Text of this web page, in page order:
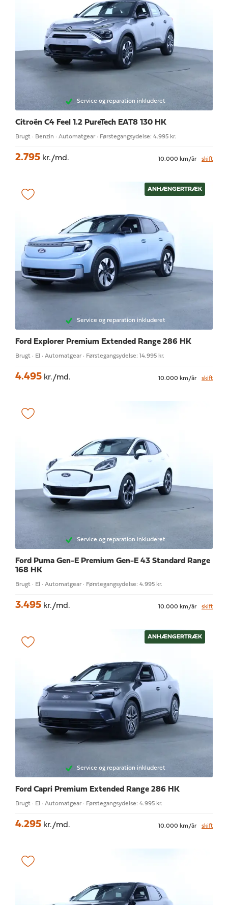
Service og reparation inkluderet
Citroën C4 Feel 1.2 PureTech EAT8 130 HK
Brugt · Benzin · Automatgear · Førstegangsydelse: 4.995 kr.
2.795 kr./md. 10.000 km/år skift
ANHÆNGERTRÆK
Service og reparation inkluderet
Ford Explorer Premium Extended Range 286 HK
Brugt · El · Automatgear · Førstegangsydelse: 14.995 kr.
4.495 kr./md. 10.000 km/år skift
Service og reparation inkluderet
Ford Puma Gen-E Premium Gen-E 43 Standard Range
168 HK
Brugt · El · Automatgear · Førstegangsydelse: 4.995 kr.
3.495 kr./md. 10.000 km/år skift
ANHÆNGERTRÆK
Service og reparation inkluderet
Ford Capri Premium Extended Range 286 HK
Brugt · El · Automatgear · Førstegangsydelse: 4.995 kr.
4.295 kr./md. 10.000 km/år skift